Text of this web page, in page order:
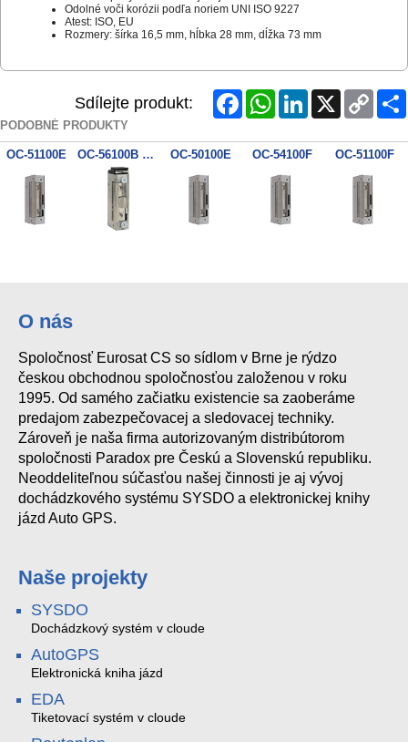
Odolné voči korózii podľa noriem UNI ISO 9227
Atest: ISO, EU
Rozmery: šírka 16,5 mm, hĺbka 28 mm, dĺžka 73 mm
Sdílejte produkt: FacebookWhatsAppLinkedInX
Copy
Link
PODOBNÉ PRODUKTY
OC-51100E OC-56100B 56B10 OC-50100E OC-54100F OC-51100F
O nás
Spoločnosť Eurosat CS so sídlom v Brne je rýdzo
českou obchodnou spoločnosťou založenou v roku
1995. Od samého začiatku existencie sa zaoberáme
predajom zabezpečovacej a sledovacej techniky.
Zároveň je naša firma autorizovaným distribútorom
spoločnosti Paradox pre Českú a Slovenskú republiku.
Neoddeliteľnou súčasťou našej činnosti je aj vývoj
dochádzkového systému SYSDO a elektronickej knihy
jázd Auto GPS.
Naše projekty
SYSDO
Dochádzkový systém v cloude
AutoGPS
Elektronická kniha jázd
EDA
Tiketovací systém v cloude